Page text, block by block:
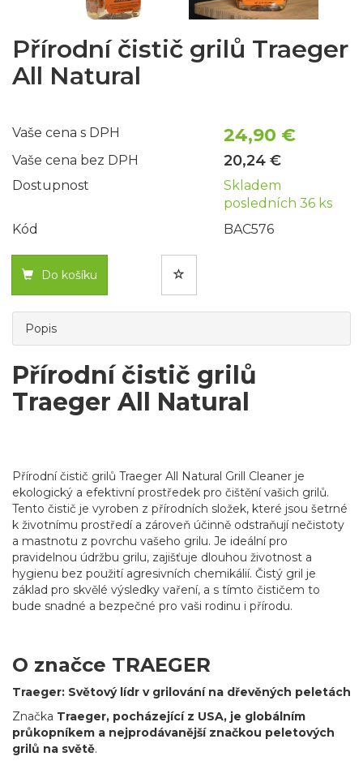
Přírodní čistič grilů Traeger
All Natural
Vaše cena s DPH 24,90 €
Vaše cena bez DPH 20,24 €
Dostupnost
Skladem
posledních 36 ks
Kód
BAC576
Do košíku
Popis
Přírodní čistič grilů
Traeger All Natural
Přírodní čistič grilů Traeger All Natural Grill Cleaner je
ekologický a efektivní prostředek pro čištění vašich grilů.
Tento čistič je vyroben z přírodních složek, které jsou šetrné
k životnímu prostředí a zároveň účinně odstraňují nečistoty
a mastnotu z povrchu vašeho grilu. Je ideální pro
pravidelnou údržbu grilu, zajišťuje dlouhou životnost a
hygienu bez použití agresivních chemikálií. Čistý gril je
základ pro skvělé výsledky vaření, a s tímto čističem to
bude snadné a bezpečné pro vaši rodinu i přírodu.
O značce TRAEGER
Traeger: Světový lídr v grilování na dřevěných peletách
Značka Traeger, pocházející z USA, je globálním
průkopníkem a nejprodávanější značkou peletových
grilů na světě.